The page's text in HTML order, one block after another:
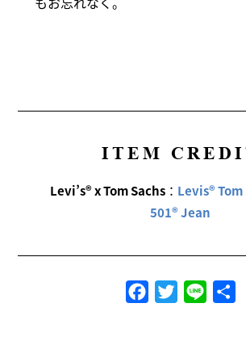
ITEM
Levi’s® x Tom Sachs： Levis®
501® Jean
FacebookTwitterLine